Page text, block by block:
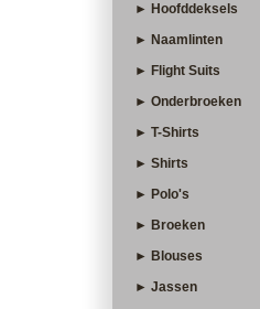
► Hoofddeksels
► Naamlinten
► Flight Suits
► Onderbroeken
► T-Shirts
► Shirts
► Polo's
► Broeken
► Blouses
► Jassen